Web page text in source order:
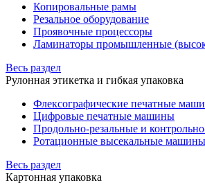
Копировальные рамы
Резальное оборудование
Проявочные процессоры
Ламинаторы промышленные
Весь раздел
Рулонная этикетка и гибкая упаковка
Флексографические печатные
Цифровые печатные машины
Продольно-резальные и
Ротационные высекальные машины
Весь раздел
Картонная упаковка